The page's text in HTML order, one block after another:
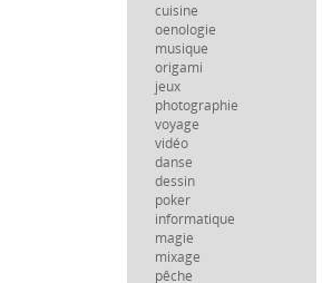
cuisine
oenologie
musique
origami
jeux
photographie
voyage
vidéo
danse
dessin
poker
informatique
magie
mixage
pêche